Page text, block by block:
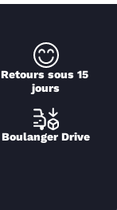
Retours sous 15
jours
Boulanger Drive